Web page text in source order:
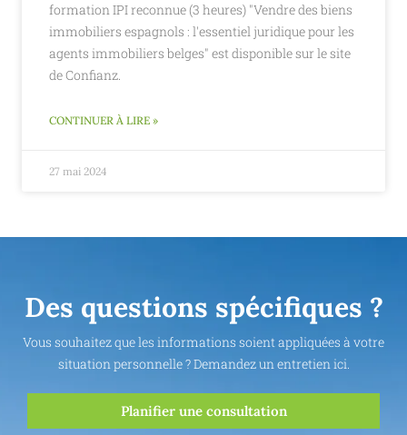
formation IPI reconnue (3 heures) "Vendre des biens
immobiliers espagnols : l'essentiel juridique pour les
agents immobiliers belges" est disponible sur le site
de Confianz.
CONTINUER À LIRE »
27 mai 2024
Des questions spécifiques ?
Vous souhaitez que les informations soient appliquées à votre
situation personnelle ? Demandez un entretien ici.
Planifier une consultation